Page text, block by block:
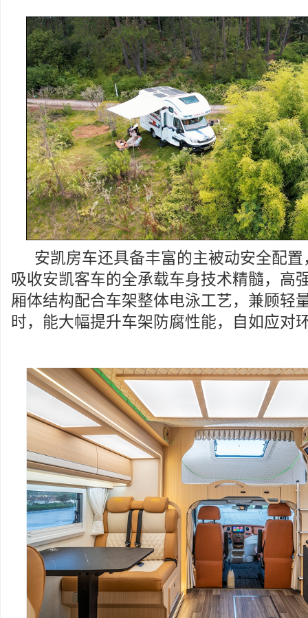
安凯房车还具备丰富的主被动安全配
吸收安凯客车的全承载车身技术精髓，高
厢体结构配合车架整体电泳工艺，兼顾轻
时，能大幅提升车架防腐性能，自如应对